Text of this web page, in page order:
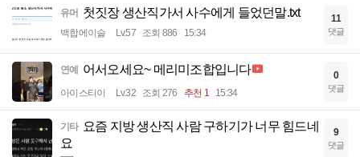
유머 첫짓장 생산직가서 사수에게 들었던말.txt
백합에이슬 Lv.57 조회 886 15:34
11
댓글
연예 어서오세요~ 메리미조합입니다
아이스티이 Lv.32 조회 276 추천 1 15:34
0
댓글
기타 요즘 지방 생산직 사람 구하기가 너무 힘드네
요
9
댓글